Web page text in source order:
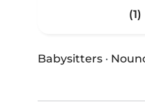
(1)
Babysitters ·